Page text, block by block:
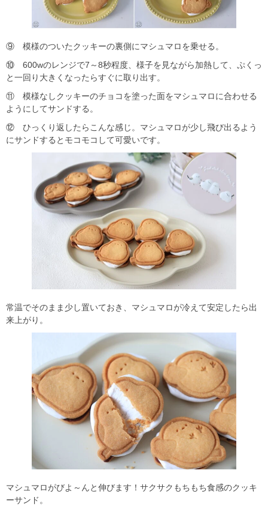
⑨ 模様のついたクッキーの裏側にマシュマロを乗せる。
⑩ 600wのレンジで7～8秒程度、様子を見ながら加熱して、ぷくっ
と一回り大きくなったらすぐに取り出す。
⑪ 模様なしクッキーのチョコを塗った面をマシュマロに合わせる
ようにしてサンドする。
⑫ ひっくり返したらこんな感じ。マシュマロが少し飛び出るよう
にサンドするとモコモコして可愛いです。
常温でそのまま少し置いておき、マシュマロが冷えて安定したら出
来上がり。
マシュマロがびよ～んと伸びます！サクサクもちもち食感のクッキ
ーサンド。